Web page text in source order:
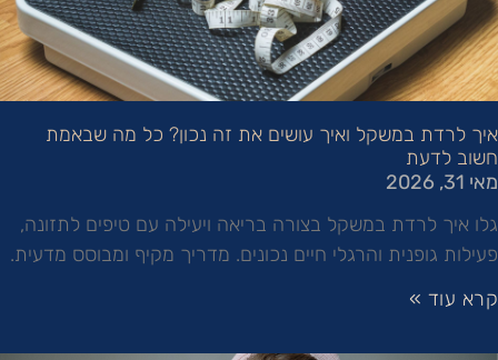
איך לרדת במשקל ואיך עושים את זה נכון? כל מה שבאמת
חשוב לדעת
מאי 31, 2026
גלו איך לרדת במשקל בצורה בריאה ויעילה עם טיפים לתזונה,
פעילות גופנית והרגלי חיים נכונים. מדריך מקיף ומבוסס מדעית.
קרא עוד »